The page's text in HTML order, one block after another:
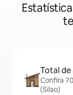
Total de
Confira
(Silao)